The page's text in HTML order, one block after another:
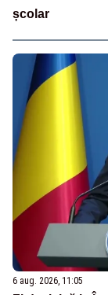
școlar
6 aug. 2026, 11:05